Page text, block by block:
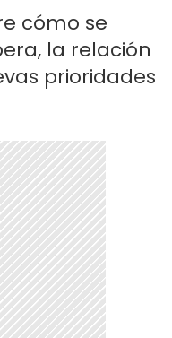
cómo se
la relación
prioridades